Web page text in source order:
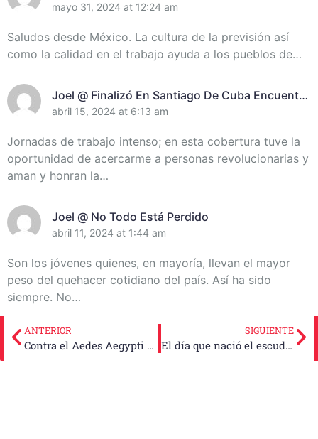
Incrementar El Control De Recursos En
mayo 31, 2024 at 12:24 am
Saludos desde México. La cultura de la previsión así
como la calidad en el trabajo ayuda a los pueblos de…
Joel @ Finalizó En Santiago De Cuba Encuentro
De Miembros Del Destacamento Pedagógico
abril 15, 2024 at 6:13 am
Jornadas de trabajo intenso; en esta cobertura tuve la
oportunidad de acercarme a personas revolucionarias y
aman y honran la…
Joel @ No Todo Está Perdido
abril 11, 2024 at 1:44 am
Son los jóvenes quienes, en mayoría, llevan el mayor
peso del quehacer cotidiano del país. Así ha sido
siempre. No…
ANTERIOR
Contra el Aedes Aegypti todo precaución es poca
SIGUIENTE
El día que nació el escudo de la Revolución